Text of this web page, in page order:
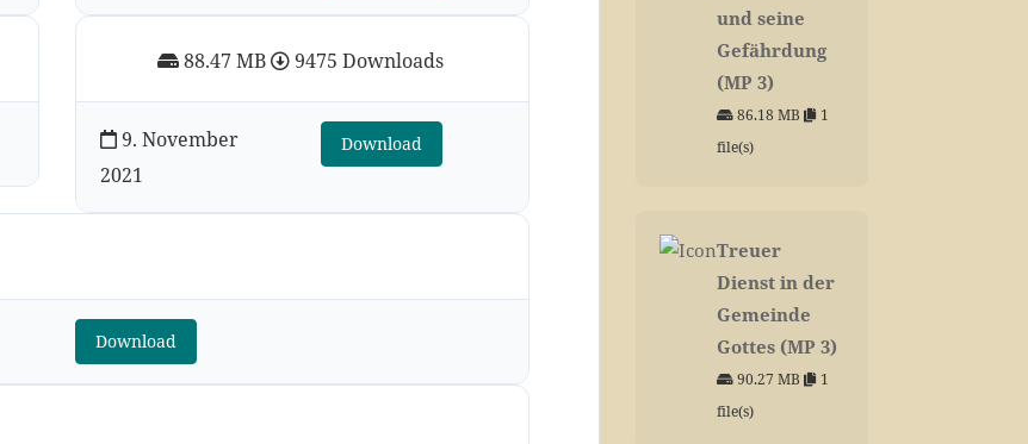
Download
88.47 MB 9475 Downloads
9. November
2021
Download
und seine
Gefährdung
(MP 3)
86.18 MB
1
file(s)
Treuer
Dienst in der
Gemeinde
Gottes (MP 3)
90.27 MB
1
file(s)